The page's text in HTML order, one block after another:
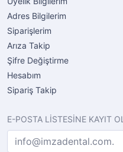
Adres Bilgilerim
Siparişlerim
Arıza Takip
Şifre Değiştirme
Hesabım
Sipariş Takip
E-POSTA LİSTESİNE KAYIT OL